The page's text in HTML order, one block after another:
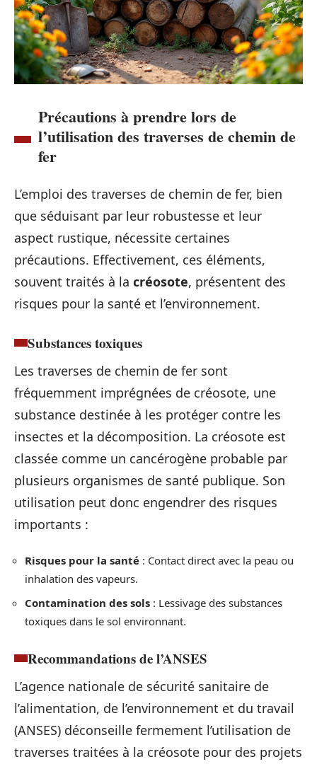
Précautions à prendre lors de
l’utilisation des traverses de chemin de
fer
L’emploi des traverses de chemin de fer, bien
que séduisant par leur robustesse et leur
aspect rustique, nécessite certaines
précautions. Effectivement, ces éléments,
souvent traités à la créosote, présentent des
risques pour la santé et l’environnement.
Substances toxiques
Les traverses de chemin de fer sont
fréquemment imprégnées de créosote, une
substance destinée à les protéger contre les
insectes et la décomposition. La créosote est
classée comme un cancérogène probable par
plusieurs organismes de santé publique. Son
utilisation peut donc engendrer des risques
importants :
Risques pour la santé : Contact direct avec la peau ou
inhalation des vapeurs.
Contamination des sols : Lessivage des substances
toxiques dans le sol environnant.
Recommandations de l’ANSES
L’agence nationale de sécurité sanitaire de
l’alimentation, de l’environnement et du travail
(ANSES) déconseille fermement l’utilisation de
traverses traitées à la créosote pour des projets